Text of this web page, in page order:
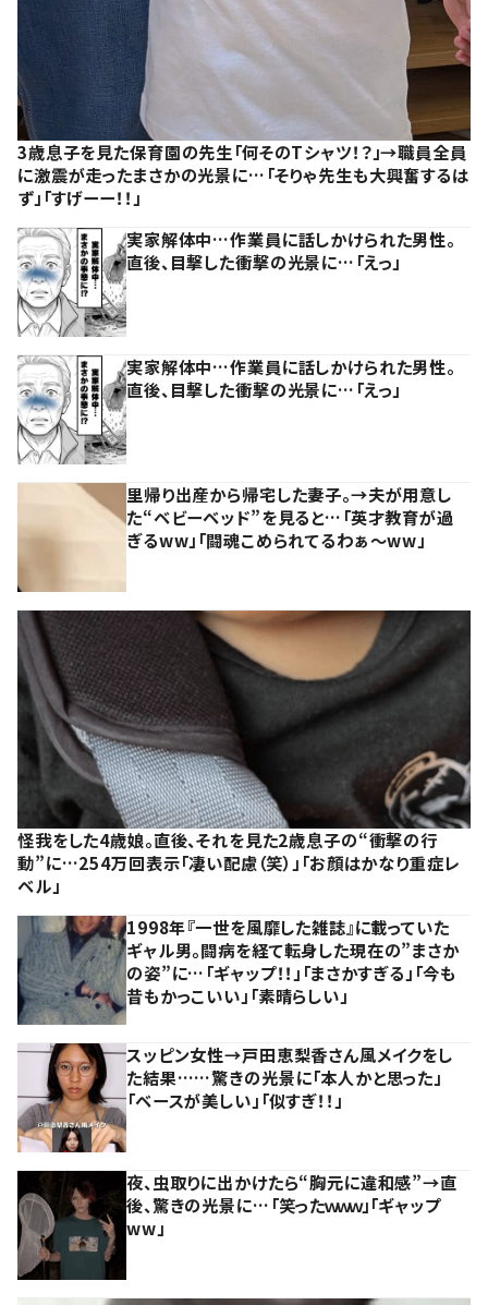
3歳息子を見た保育園の先生「何そのTシャツ！？」→職員全員
に激震が走ったまさかの光景に…「そりゃ先生も大興奮するは
ず」「すげーー！！」
実家解体中…作業員に話しかけられた男性。
直後、目撃した衝撃の光景に…「えっ」
実家解体中…作業員に話しかけられた男性。
直後、目撃した衝撃の光景に…「えっ」
里帰り出産から帰宅した妻子。→夫が用意し
た“ベビーベッド”を見ると…「英才教育が過
ぎるww」「闘魂こめられてるわぁ～ww」
怪我をした4歳娘。直後、それを見た2歳息子の“衝撃の行
動”に…254万回表示「凄い配慮（笑）」「お顔はかなり重症レ
ベル」
1998年『一世を風靡した雑誌』に載っていた
ギャル男。闘病を経て転身した現在の”まさか
の姿”に…「ギャップ！！」「まさかすぎる」「今も
昔もかっこいい」「素晴らしい」
スッピン女性→戸田恵梨香さん風メイクをし
た結果……驚きの光景に「本人かと思った」
「ベースが美しい」「似すぎ！！」
夜、虫取りに出かけたら“胸元に違和感”→直
後、驚きの光景に…「笑ったｗｗｗ」「ギャップ
ww」